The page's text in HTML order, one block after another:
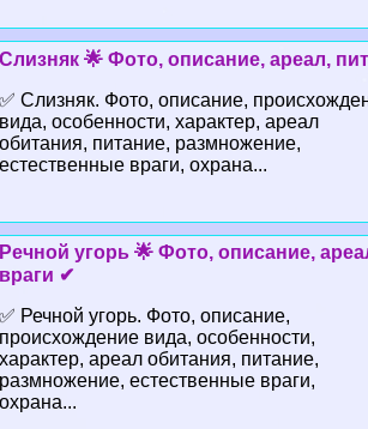
Слизняк 🌟 Фото, описание, ареал,
✅ Слизняк. Фото, описание,
вида, особенности, хаpaктер, ареал
обитания, питание, размножение,
естественные враги, охрана...
Речной угорь 🌟 Фото, описание,
враги ✔
✅ Речной угорь. Фото, описание,
происхождение вида, особенности,
хаpaктер, ареал обитания, питание,
размножение, естественные враги,
охрана...